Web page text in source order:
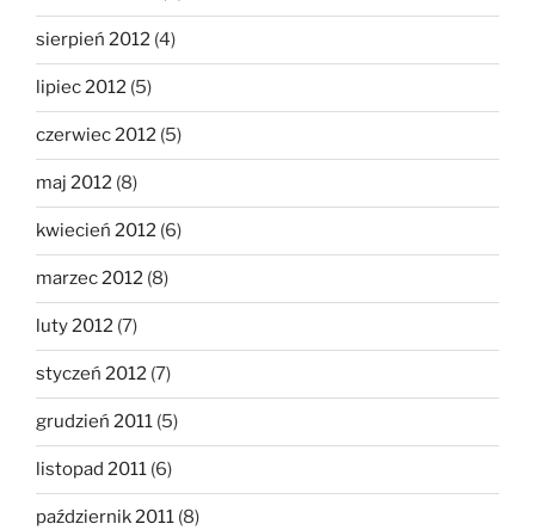
sierpień 2012 (4)
lipiec 2012 (5)
czerwiec 2012 (5)
maj 2012 (8)
kwiecień 2012 (6)
marzec 2012 (8)
luty 2012 (7)
styczeń 2012 (7)
grudzień 2011 (5)
listopad 2011 (6)
październik 2011 (8)